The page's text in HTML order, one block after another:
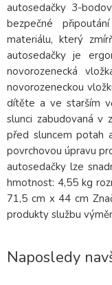
autosedačky 3-
bezpečné
materiálu, který
autosedačky je
novorozenecká
novorozeneckou
dítěte a ve starším
slunci zabudovaná v
před sluncem potah
povrchovou úpravu
autosedačky lze
hmotnost: 4,55 kg
71,5 cm x 44 cm
produkty službu
Naposledy